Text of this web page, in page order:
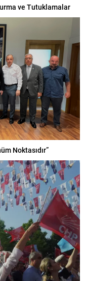
ve Tutuklamalar
Noktasıdır”